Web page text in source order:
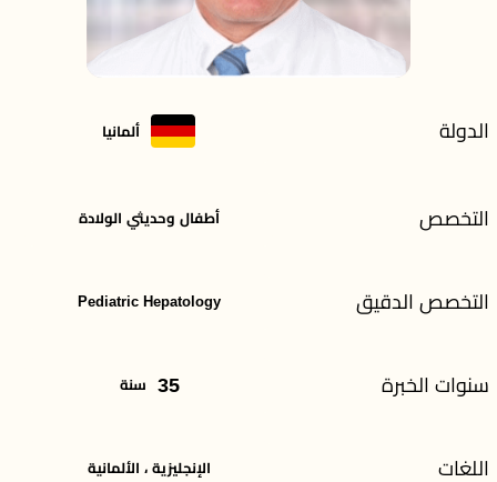
الدولة ألمانيا
التخصص أطفال وحديثي الولادة
التخصص الدقيق Pediatric Hepatology
سنوات الخبرة 35 سنة
اللغات الإنجليزية ، الألمانية